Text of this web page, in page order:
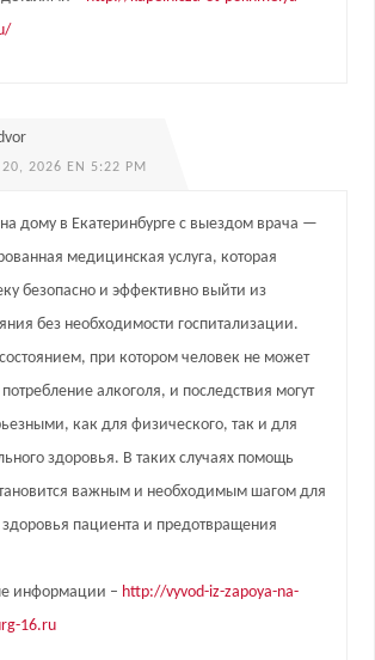
20, 2026 EN 5:22 PM
дому в Екатеринбурге с выездом врача —
медицинская услуга, которая
безопасно и эффективно выйти из
без необходимости госпитализации.
при котором человек не может
алкоголя, и последствия могут
как для физического, так и для
здоровья. В таких случаях помощь
важным и необходимым шагом для
здоровья пациента и предотвращения
информации – http://vyvod-iz-zapoya-na-
16.ru